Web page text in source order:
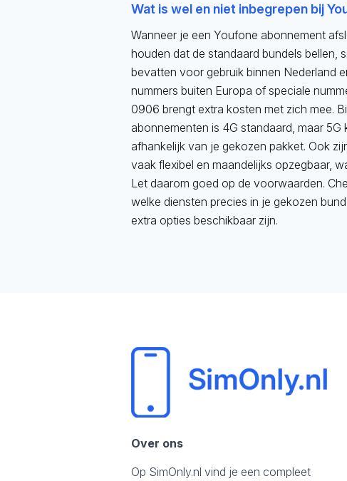
Wat is wel en niet inbegrepen bij
Wanneer je een Youfone abonnement
houden dat de standaard bundels bellen,
bevatten voor gebruik binnen Nederland
nummers buiten Europa of speciale
0906 brengt extra kosten met zich mee.
abonnementen is 4G standaard, maar 5G
afhankelijk van je gekozen pakket. Ook
vaak flexibel en maandelijks opzegbaar,
Let daarom goed op de voorwaarden.
welke diensten precies in je gekozen
extra opties beschikbaar zijn.
Over ons
Op SimOnly.nl vind je een compleet